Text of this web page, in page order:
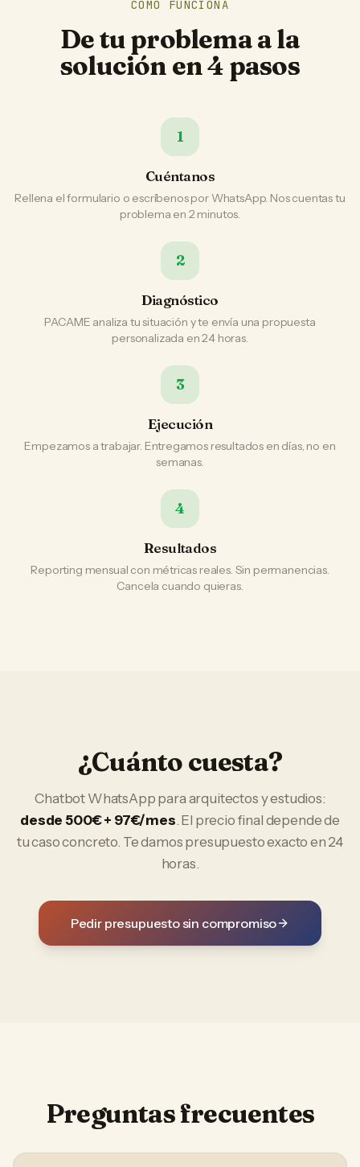
CÓMO FUNCIONA
De tu problema a la
solución en 4 pasos
1
Cuéntanos
Rellena el formulario o escríbenos por WhatsApp. Nos cuentas tu
problema en 2 minutos.
2
Diagnóstico
PACAME analiza tu situación y te envía una propuesta
personalizada en 24 horas.
3
Ejecución
Empezamos a trabajar. Entregamos resultados en días, no en
semanas.
4
Resultados
Reporting mensual con métricas reales. Sin permanencias.
Cancela cuando quieras.
¿Cuánto cuesta?
Chatbot WhatsApp paraarquitectos y estudios:
desde 500€ + 97€/mes. El precio final depende de
tu caso concreto. Te damos presupuesto exacto en 24
horas.
Pedir presupuesto sin compromiso
Preguntas frecuentes